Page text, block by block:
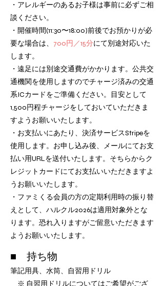
・アレルギーのあるお子様は事前に必ずご相
談ください。
・開催時間(11:30〜18:00)前後でお預かりが必
要な場合は、 700円／15分にて別途対応いた
します。
・遠足には別途交通費がかかります。公共交
通機関を使用しますのでチャージ済みの交通
系ICカードをご準備ください。目安として
1,500円程チャージをしておいていただきま
すようお願いいたします。
・お支払いにあたり、決済サービスStripeを
使用します。お申し込み後、メールにてお支
払い用URLを送付いたします。そちらからク
レジットカードにてお支払いいただきますよ
うお願いいたします。
​・ファミくる会員の方の定期利用時の振り替
えとして、ハルクル2026は適用対象外とな
ります。恐れ入りますがご留意いただきます
ようお願いいたします。
■ 持ち物
筆記用具、水筒、自習用ドリル
※ 自習用ドリルについてはご希望がござ